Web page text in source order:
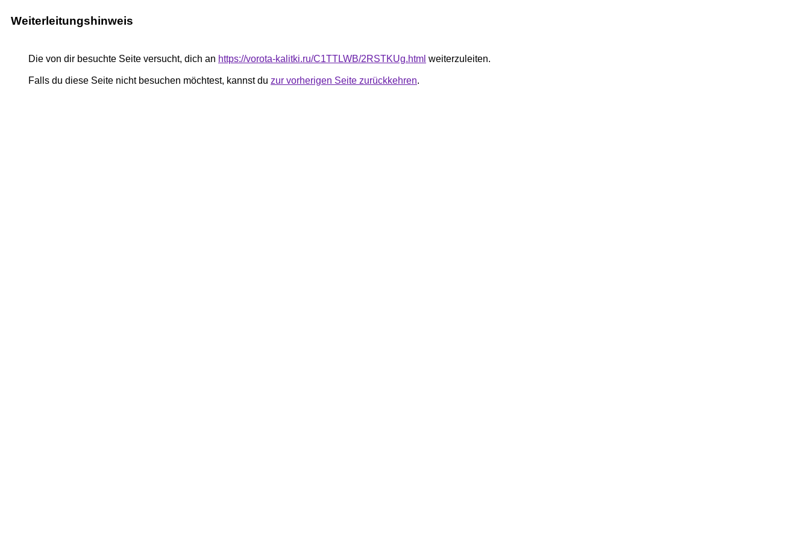
Weiterleitungshinweis
Die von dir besuchte Seite versucht, dich an https://vorota-kalitki.ru/C1TTLWB/2RSTKUg.html weiterzuleiten.
Falls du diese Seite nicht besuchen möchtest, kannst du zur vorherigen Seite zurückkehren.